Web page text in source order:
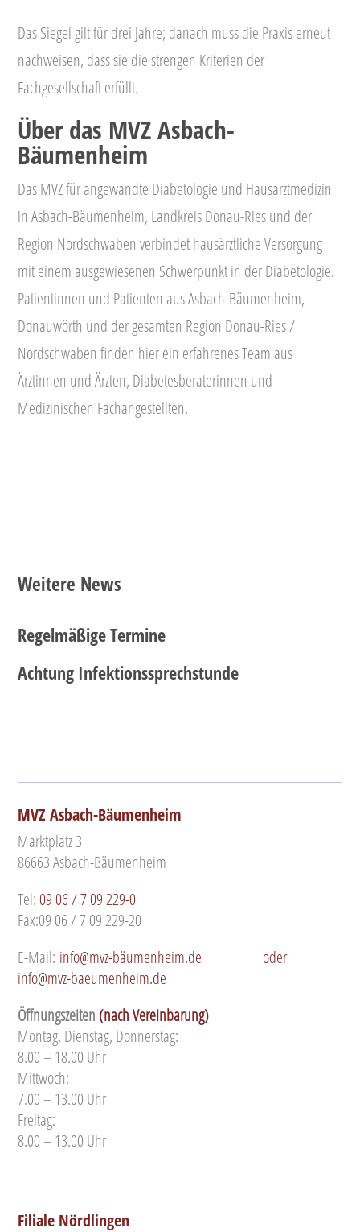
Das Siegel gilt für drei Jahre; danach muss die Praxis erneut
nachweisen, dass sie die strengen Kriterien der
Fachgesellschaft erfüllt.
Über das MVZ Asbach-
Bäumenheim
Das MVZ für angewandte Diabetologie und Hausarztmedizin
in Asbach-Bäumenheim, Landkreis Donau-Ries und der
Region Nordschwaben verbindet hausärztliche Versorgung
mit einem ausgewiesenen Schwerpunkt in der Diabetologie.
Patientinnen und Patienten aus Asbach-Bäumenheim,
Donauwörth und der gesamten Region Donau-Ries /
Nordschwaben finden hier ein erfahrenes Team aus
Ärztinnen und Ärzten, Diabetesberaterinnen und
Medizinischen Fachangestellten.
Weitere News
Regelmäßige Termine
Achtung Infektionssprechstunde
MVZ Asbach-Bäumenheim
Marktplatz 3
86663 Asbach-Bäumenheim
Tel:09 06 / 7 09 229-0
Fax:09 06 / 7 09 229-20
E-Mail: info@mvz-bäumenheim.de
oder
info@mvz-baeumenheim.de
Öffnungszeiten (nach Vereinbarung)
Montag, Dienstag, Donnerstag:
8.00 – 18.00 Uhr
Mittwoch:
7.00 – 13.00 Uhr
Freitag:
8.00 – 13.00 Uhr
Filiale Nördlingen